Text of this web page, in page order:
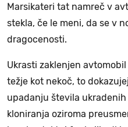
Marsikateri tat namreč v
stekla, če le meni, da se v
dragocenosti.
Ukrasti zaklenjen
težje kot nekoč, to
upadanju števila
kloniranja oziroma